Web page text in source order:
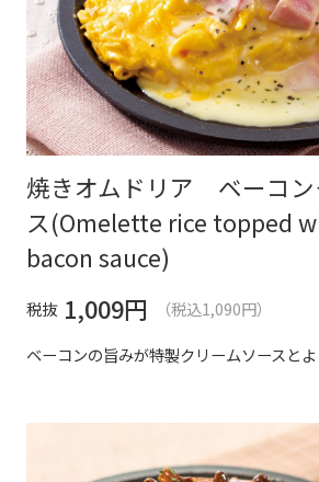
焼きオムドリア ベーコン
ス(Omelette rice topped
bacon sauce)
税抜 1,009円
（税込1,090円）
ベーコンの旨みが特製クリームソースとよ